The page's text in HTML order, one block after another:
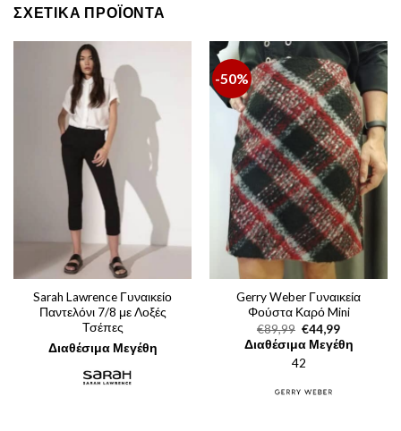
ΣΧΕΤΙΚΆ ΠΡΟΪΌΝΤΑ
Sarah Lawrence Γυναικείο
Παντελόνι 7/8 με Λοξές
Τσέπες
Διαθέσιμα Μεγέθη
-50%
Gerry Weber Γυναικεία
Φούστα Καρό Mini
€89,99 Original
price
was:
€89,99.
€44,99Η
τρέχουσα
τιμή
Διαθέσιμα Μεγέθη
42